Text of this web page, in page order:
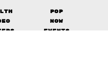
Pop
Now
Events